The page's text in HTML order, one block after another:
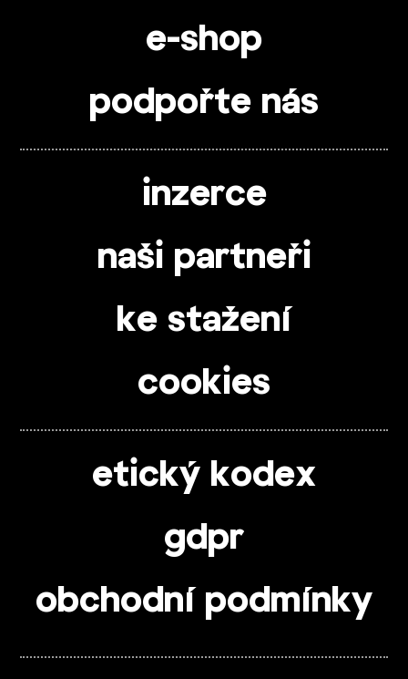
e-shop
podpořte nás
inzerce
naši partneři
ke stažení
cookies
etický kodex
gdpr
obchodní podmínky